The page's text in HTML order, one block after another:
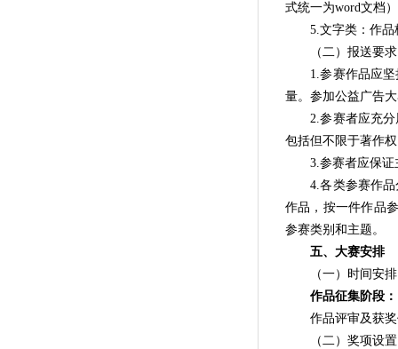
式统一为word文档）
5.文字类：作品
（二）报送要求
1.参赛作品应坚持
量。参加公益广告
2.参赛者应充分展
包括但不限于著作
3.参赛者应保证主
4.各类参赛作品分
作品，按一件作品
参赛类别和主题。
五、大赛安排
（一）时间安排
作品征集阶段
作品评审及获奖
（二）奖项设置